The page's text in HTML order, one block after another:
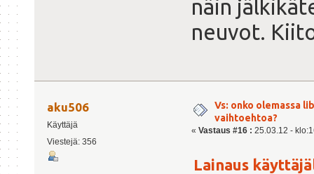
näin
neuvot.
aku506
Käyttäjä
Viestejä: 356
Vs: onko olemassa
vaihtoehtoa?
« Vastaus #16 : 25.03.12 -
Lainaus